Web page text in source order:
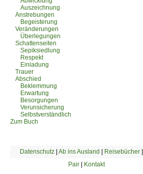
Auszeichnung
Anstrebungen
Begeisterung
Veränderungen
Überlegungen
Schattenseiten
Sepiksiedlung
Respekt
Einladung
Trauer
Abschied
Beklemmung
Erwartung
Besorgungen
Verunsicherung
Selbstverständlich
Zum Buch
Datenschutz| Ab ins Ausland | Reisebücher|
Pair | Kontakt